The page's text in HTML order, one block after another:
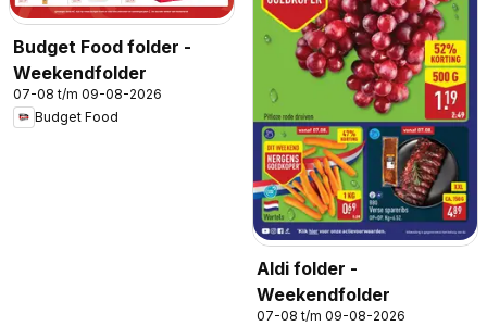
Budget Food folder -
Weekendfolder
07-08 t/m 09-08-2026
Budget Food
Aldi folder -
Weekendfolder
07-08 t/m 09-08-2026